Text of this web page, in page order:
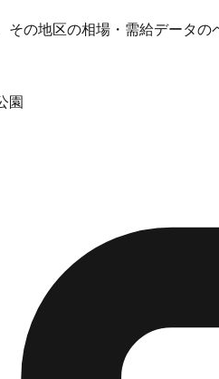
の地区の相場・需給データの
園